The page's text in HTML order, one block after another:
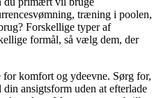
træning i poolen,
Forskellige typer af
formål, så vælg dem, der
for komfort og ydeevne. Sørg for,
ansigtsform uden at efterlade